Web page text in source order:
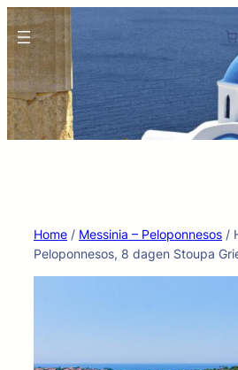
Ga
naar
de
inhoud
Home / Messinia – Peloponnesos /
Peloponnesos, 8 dagen Stoupa